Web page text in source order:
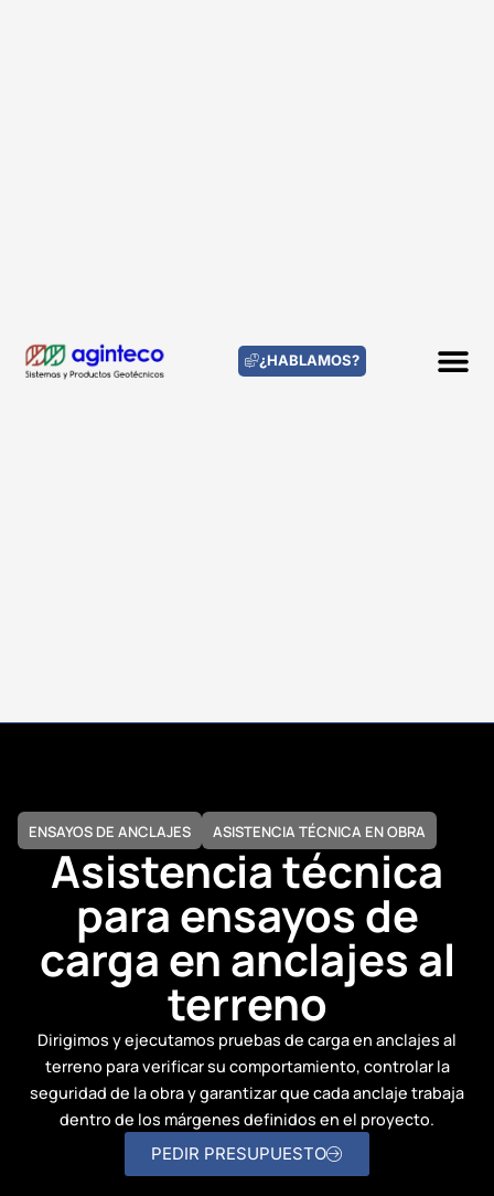
¿HABLAMOS?
ENSAYOS DE ANCLAJES ASISTENCIA TÉCNICA EN OBRA
Asistencia técnica
para ensayos de
carga en anclajes al
terreno
Dirigimos y ejecutamos pruebas de carga en anclajes al
terreno para verificar su comportamiento, controlar la
seguridad de la obra y garantizar que cada anclaje trabaja
dentro de los márgenes definidos en el proyecto.
PEDIR PRESUPUESTO